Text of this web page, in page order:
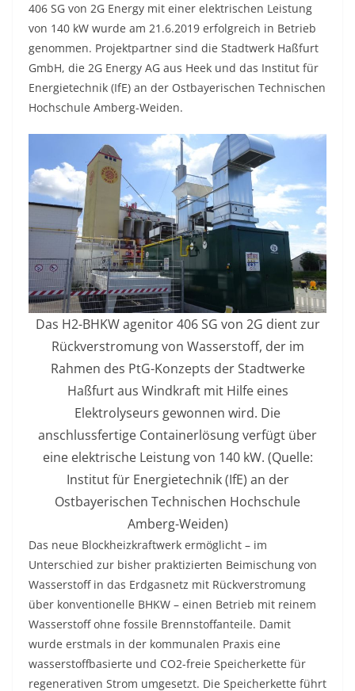
406 SG von 2G Energy mit einer elektrischen Leistung
von 140 kW wurde am 21.6.2019 erfolgreich in Betrieb
genommen. Projektpartner sind die Stadtwerk Haßfurt
GmbH, die 2G Energy AG aus Heek und das Institut für
Energietechnik (IfE) an der Ostbayerischen Technischen
Hochschule Amberg-Weiden.
Das H2-BHKW agenitor 406 SG von 2G dient zur
Rückverstromung von Wasserstoff, der im
Rahmen des PtG-Konzepts der Stadtwerke
Haßfurt aus Windkraft mit Hilfe eines
Elektrolyseurs gewonnen wird. Die
anschlussfertige Containerlösung verfügt über
eine elektrische Leistung von 140 kW. (Quelle:
Institut für Energietechnik (IfE) an der
Ostbayerischen Technischen Hochschule
Amberg-Weiden)
Das neue Blockheizkraftwerk ermöglicht – im
Unterschied zur bisher praktizierten Beimischung von
Wasserstoff in das Erdgasnetz mit Rückverstromung
über konventionelle BHKW – einen Betrieb mit reinem
Wasserstoff ohne fossile Brennstoffanteile. Damit
wurde erstmals in der kommunalen Praxis eine
wasserstoffbasierte und CO2-freie Speicherkette für
regenerativen Strom umgesetzt. Die Speicherkette führt